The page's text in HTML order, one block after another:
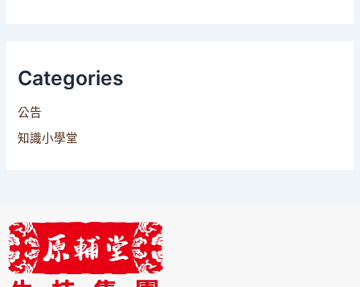
Categories
公告
知識小學堂